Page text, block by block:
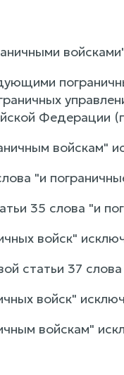
Федерации
войскам"
"и
35 слова "и
войск"
статьи 37
войск"
войскам"